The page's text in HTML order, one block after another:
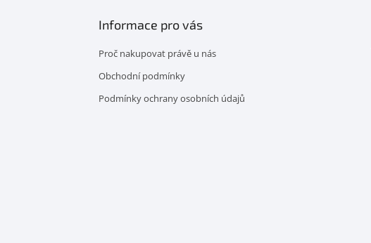
Informace pro vás
Proč nakupovat právě u nás
Obchodní podmínky
Podmínky ochrany osobních údajů